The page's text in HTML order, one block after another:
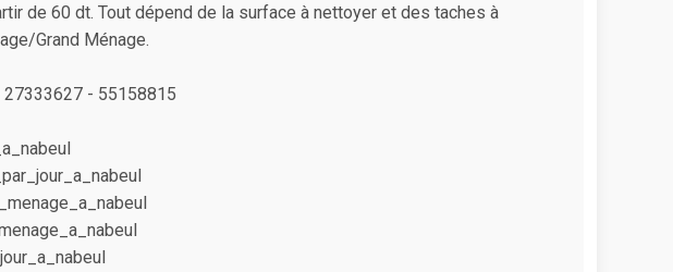
de 60 dt. Tout dépend de la surface à nettoyer et des taches à
Grand Ménage.
- 55158815